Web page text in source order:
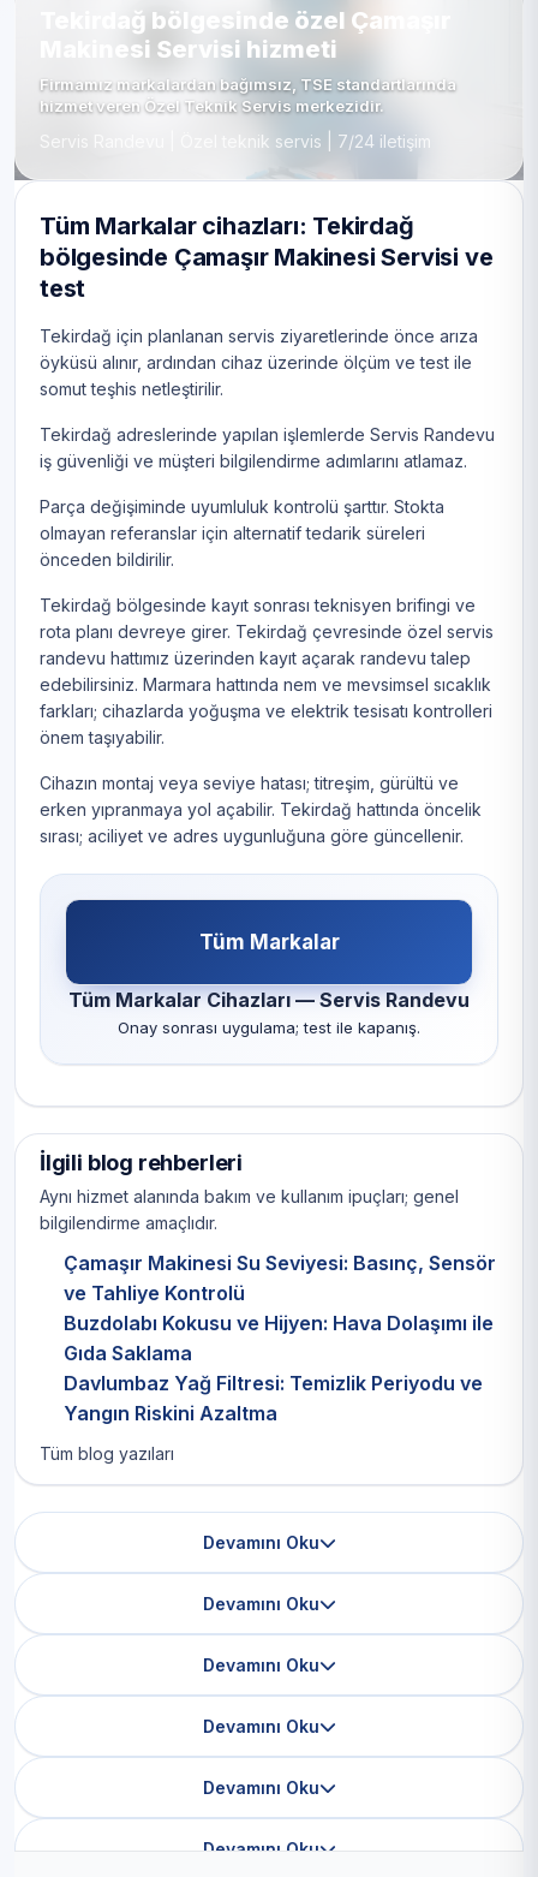
Tekirdağ bölgesinde özel Çamaşır
Makinesi Servisi hizmeti
Firmamız markalardan bağımsız, TSE standartlarında
hizmet veren Özel Teknik Servis merkezidir.
Servis Randevu | Özel teknik servis | 7/24 iletişim
Tüm Markalar cihazları: Tekirdağ
bölgesinde Çamaşır Makinesi Servisi ve
test
Tekirdağ için planlanan servis ziyaretlerinde önce arıza
öyküsü alınır, ardından cihaz üzerinde ölçüm ve test ile
somut teşhis netleştirilir.
Tekirdağ adreslerinde yapılan işlemlerde Servis Randevu
iş güvenliği ve müşteri bilgilendirme adımlarını atlamaz.
Parça değişiminde uyumluluk kontrolü şarttır. Stokta
olmayan referanslar için alternatif tedarik süreleri
önceden bildirilir.
Tekirdağ bölgesinde kayıt sonrası teknisyen brifingi ve
rota planı devreye girer. Tekirdağ çevresinde özel servis
randevu hattımız üzerinden kayıt açarak randevu talep
edebilirsiniz. Marmara hattında nem ve mevsimsel sıcaklık
farkları; cihazlarda yoğuşma ve elektrik tesisatı kontrolleri
önem taşıyabilir.
Cihazın montaj veya seviye hatası; titreşim, gürültü ve
erken yıpranmaya yol açabilir. Tekirdağ hattında öncelik
sırası; aciliyet ve adres uygunluğuna göre güncellenir.
Tüm Markalar
Tüm Markalar Cihazları — Servis Randevu
Onay sonrası uygulama; test ile kapanış.
İlgili blog rehberleri
Aynı hizmet alanında bakım ve kullanım ipuçları; genel
bilgilendirme amaçlıdır.
Çamaşır Makinesi Su Seviyesi: Basınç, Sensör
ve Tahliye Kontrolü
Buzdolabı Kokusu ve Hijyen: Hava Dolaşımı ile
Gıda Saklama
Davlumbaz Yağ Filtresi: Temizlik Periyodu ve
Yangın Riskini Azaltma
Tüm blog yazıları
Devamını Oku
Devamını Oku
Devamını Oku
Devamını Oku
Devamını Oku
Devamını Oku